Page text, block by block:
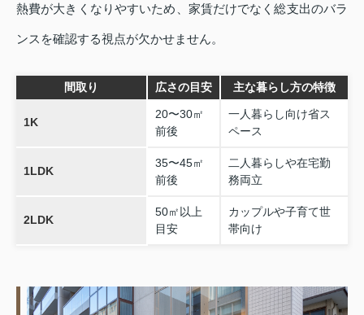
熱費が大きくなりやすいため、家賃だけでなく総支出のバラ
ンスを確認する視点が欠かせません。
間取り 広さの目安 主な暮らし方の特徴
1K
20〜30㎡
前後
一人暮らし向け省ス
ペース
1LDK
35〜45㎡
前後
二人暮らしや在宅勤
務両立
2LDK
50㎡以上
目安
カップルや子育て世
帯向け